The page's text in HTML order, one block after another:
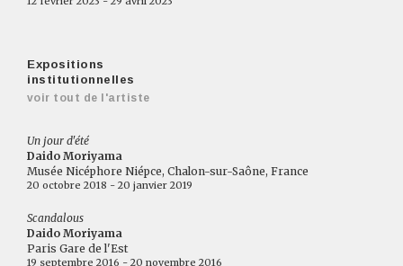
Expositions
institutionnelles
voir tout de l'artiste
Un jour d'été
Daido Moriyama
Musée Nicéphore Niépce, Chalon-sur-Saône, France
20 octobre 2018 - 20 janvier 2019
Scandalous
Daido Moriyama
Paris Gare de l'Est
19 septembre 2016 - 20 novembre 2016